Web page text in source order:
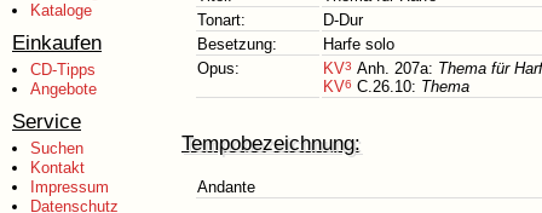
Kataloge
Einkaufen
CD-Tipps
Angebote
Service
Suchen
Kontakt
Impressum
Datenschutz
Tonart:
D-Dur
Besetzung:
Harfe solo
Opus:
KV3 Anh. 207a: Thema für
KV6 C.26.10: Thema
Tempobezeichnung:
Andante